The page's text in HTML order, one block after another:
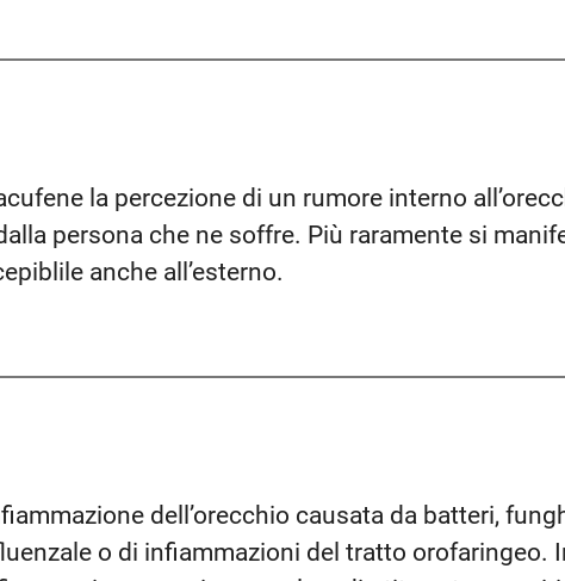
la percezione di un rumore interno
persona che ne soffre. Più raramente si
anche all’esterno.
dell’orecchio causata da batteri,
o di infiammazioni del tratto orofaringeo.